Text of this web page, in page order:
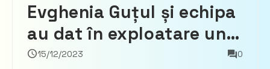
Evghenia Guțul și echipa
au dat în exploatare un
obiect de amploare. A
15/12/2023 0